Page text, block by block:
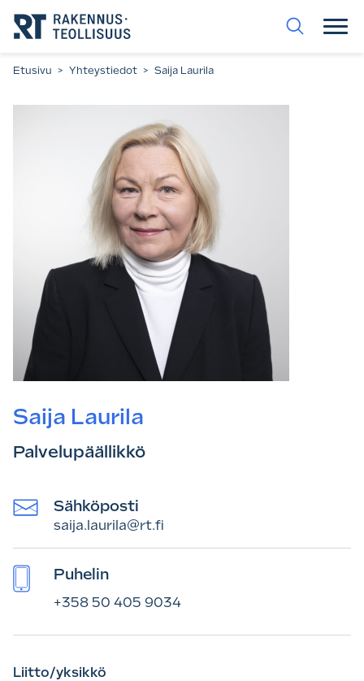
suoraan
sisältöön.
Etusivu > Yhteystiedot > Saija Laurila
Saija Laurila
Palvelupäällikkö
Sähköposti
saija.laurila@rt.fi
Puhelin
+358 50 405 9034
Liitto/yksikkö